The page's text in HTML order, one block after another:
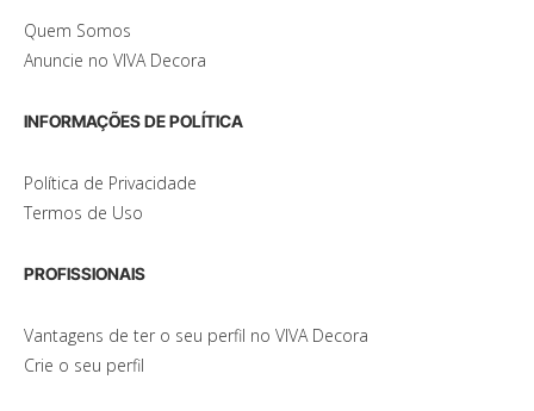
Quem Somos
Anuncie no VIVA Decora
INFORMAÇÕES DE POLÍTICA
Política de Privacidade
Termos de Uso
PROFISSIONAIS
Vantagens de ter o seu perfil no VIVA Decora
Crie o seu perfil